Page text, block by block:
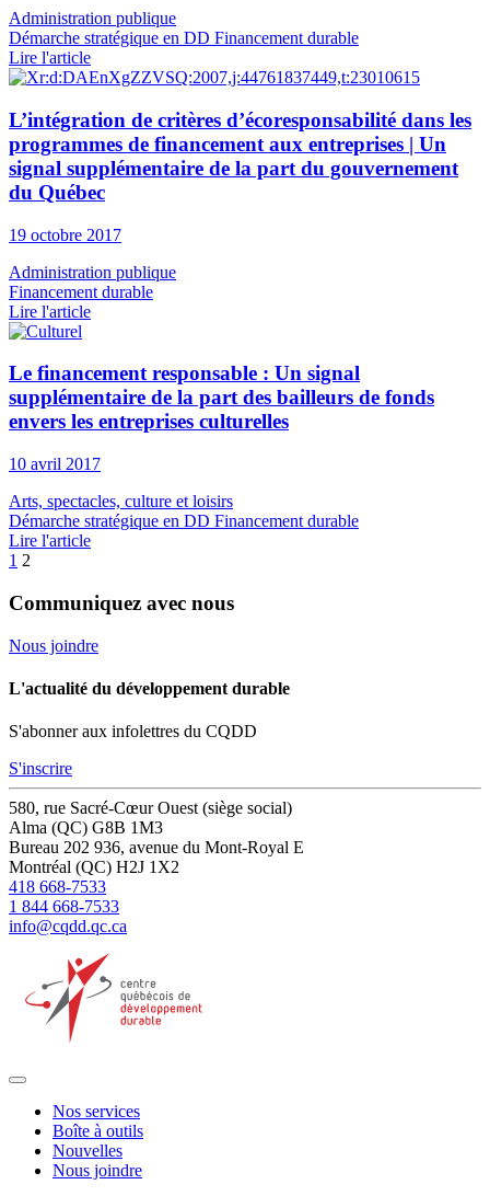
Administration publique
Démarche stratégique en DD Financement durable
Lire l'article
L’intégration de critères d’écoresponsabilité dans les
programmes de financement aux entreprises | Un
signal supplémentaire de la part du gouvernement
du Québec
19 octobre 2017
Administration publique
Financement durable
Lire l'article
Le financement responsable : Un signal
supplémentaire de la part des bailleurs de fonds
envers les entreprises culturelles
10 avril 2017
Arts, spectacles, culture et loisirs
Démarche stratégique en DD Financement durable
Lire l'article
1 2
Communiquez avec nous
Nous joindre
L'actualité du développement durable
S'abonner aux infolettres du CQDD
S'inscrire
580, rue Sacré-Cœur Ouest (siège social)
Alma (QC) G8B 1M3
Bureau 202 936, avenue du Mont-Royal E
Montréal (QC) H2J 1X2
418 668-7533
1 844 668-7533
info@cqdd.qc.ca
Nos services
Boîte à outils
Nouvelles
Nous joindre